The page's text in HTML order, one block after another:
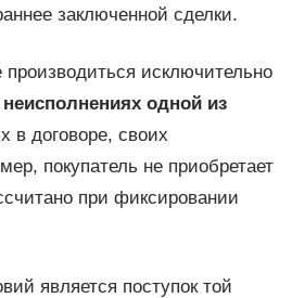
заключенной сделки.
исключительно
одной из
в договоре, своих
покупатель не приобретает
при фиксировании
является поступок той